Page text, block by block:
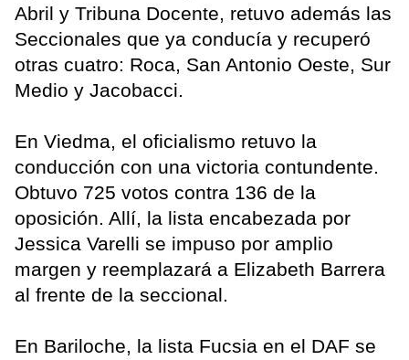
Abril y Tribuna Docente, retuvo además las
Seccionales que ya conducía y recuperó
otras cuatro: Roca, San Antonio Oeste, Sur
Medio y Jacobacci.
En Viedma, el oficialismo retuvo la
conducción con una victoria contundente.
Obtuvo 725 votos contra 136 de la
oposición. Allí, la lista encabezada por
Jessica Varelli se impuso por amplio
margen y reemplazará a Elizabeth Barrera
al frente de la seccional.
En Bariloche, la lista Fucsia en el DAF se